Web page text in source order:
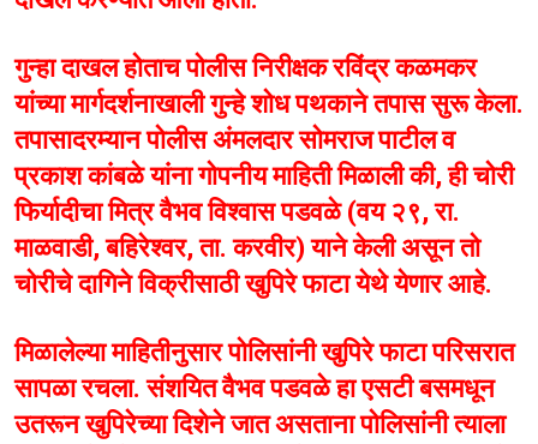
गुन्हा दाखल होताच पोलीस निरीक्षक रविंद्र कळमकर
यांच्या मार्गदर्शनाखाली गुन्हे शोध पथकाने तपास सुरू केला.
तपासादरम्यान पोलीस अंमलदार सोमराज पाटील व
प्रकाश कांबळे यांना गोपनीय माहिती मिळाली की, ही चोरी
फिर्यादीचा मित्र वैभव विश्वास पडवळे (वय २९, रा.
माळवाडी, बहिरेश्वर, ता. करवीर) याने केली असून तो
चोरीचे दागिने विक्रीसाठी खुपिरे फाटा येथे येणार आहे.
मिळालेल्या माहितीनुसार पोलिसांनी खुपिरे फाटा परिसरात
सापळा रचला. संशयित वैभव पडवळे हा एसटी बसमधून
उतरून खुपिरेच्या दिशेने जात असताना पोलिसांनी त्याला